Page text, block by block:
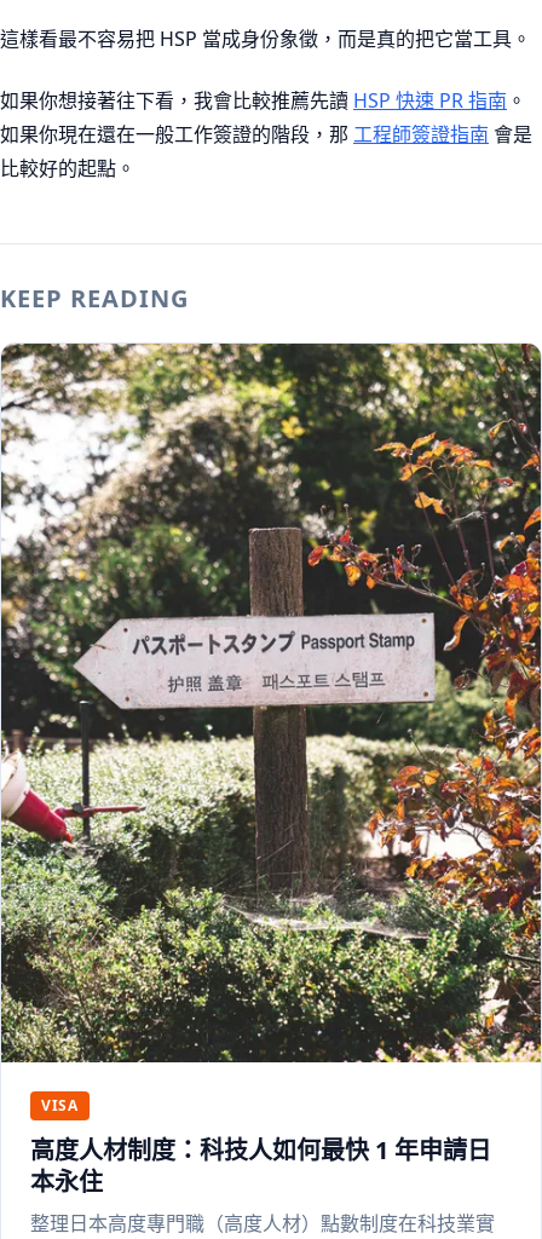
這樣看最不容易把 HSP 當成身份象徵，而是真的把它當工具。
如果你想接著往下看，我會比較推薦先讀 HSP 快速 PR 指南 。
如果你現在還在一般工作簽證的階段，那 工程師簽證指南 會是
比較好的起點。
KEEP READING
VISA
高度人材制度：科技人如何最快 1 年申請日
本永住
整理日本高度專門職（高度人材）點數制度在科技業實